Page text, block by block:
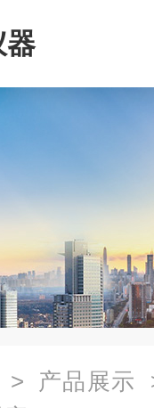
器
> 产品展示